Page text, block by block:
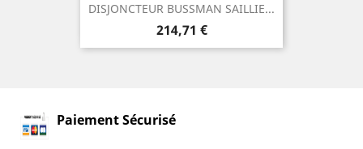
DISJONCTEUR BUSSMAN SAILLIE...
Prix
214,71 €
Paiement Sécurisé